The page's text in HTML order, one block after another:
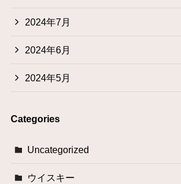
2024年7月
2024年6月
2024年5月
Categories
Uncategorized
ウイスキー